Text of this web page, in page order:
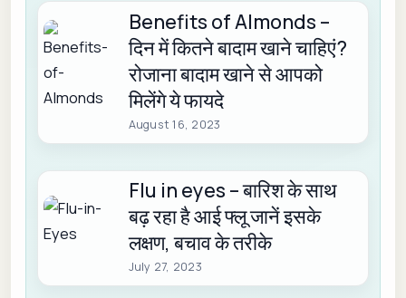
Benefits of Almonds –
दिन में कितने बादाम खाने चाहिएं?
रोजाना बादाम खाने से आपको
मिलेंगे ये फायदे
August 16, 2023
Flu in eyes – बारिश के साथ
बढ़ रहा है आई फ्लू जानें इसके
लक्षण, बचाव के तरीके
July 27, 2023